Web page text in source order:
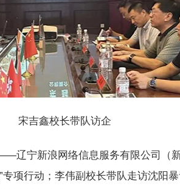
宋吉鑫校长带队访企
辽宁新浪网络信息服务有限公司（
项行动；李伟副校长带队走访沈阳